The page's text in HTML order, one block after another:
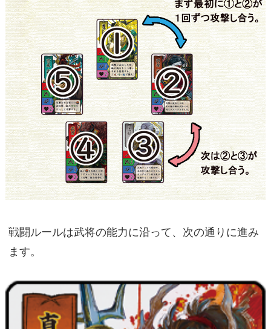
戦闘ルールは武将の能力に沿って、次の通りに進み
ます。